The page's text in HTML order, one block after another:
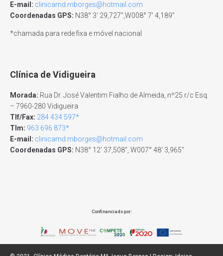
E-mail: clinicamd.mborges@hotmail.com
Coordenadas GPS: N38° 3′ 29,727”,W008° 7′ 4,189”
*chamada para rede fixa e móvel nacional
Clínica de Vidigueira
Morada: Rua Dr. José Valentim Fialho de Almeida, nº25 r/c Esq.
– 7960-280 Vidigueira
Tlf/Fax: 284 434 597*
Tlm: 963 696 873*
E-mail: clinicamd.mborges@hotmail.com
Coordenadas GPS: N38° 12′ 37,508”, W007° 48′ 3,965”
Confinanciado por: